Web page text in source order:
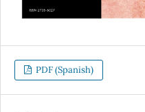
PDF (Spanish)